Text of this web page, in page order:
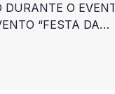
O
“FESTA DA